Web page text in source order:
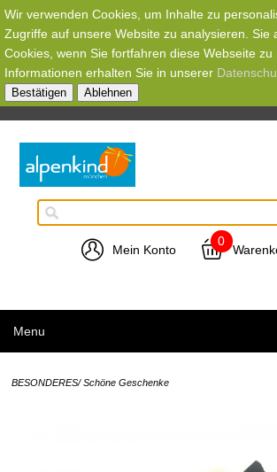
Wir verwenden Cookies, um Inhalte zu
Zugriffe auf unsere Website zu analysieren. Sie
Cookies, wenn Sie fortfahren diese Webseite
Informationen erhalten Sie in unserer
Bestätigen Ablehnen
Mein Konto
0
Menu
BESONDERES/ Schöne Geschenke